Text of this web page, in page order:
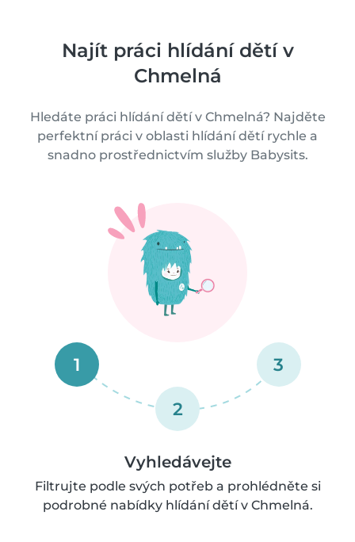
Najít práci hlídání dětí v
Chmelná
Hledáte práci hlídání dětí v Chmelná? Najděte
perfektní práci v oblasti hlídání dětí rychle a
snadno prostřednictvím služby Babysits.
1
2
3
Vyhledávejte
Filtrujte podle svých potřeb a prohlédněte si
podrobné nabídky hlídání dětí v Chmelná.